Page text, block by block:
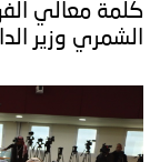
المجلس
مؤتمرات
اجتماعات
و
برامج
أول الركن
بجمهورية